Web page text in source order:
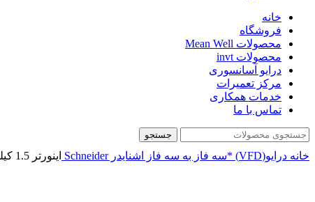
خانه
فروشگاه
محصولات Mean Well
محصولات invt
درایو آسانسوری
مرکز تعمیرات
خدمات همکاری
تماس با ما
جستجو
خانه درایو(VFD) *سه فاز به سه فاز اشنایدر Schneider اینورتر 1.5 کیلووات اشنایدر سری ATV310 ورودی سه فاز